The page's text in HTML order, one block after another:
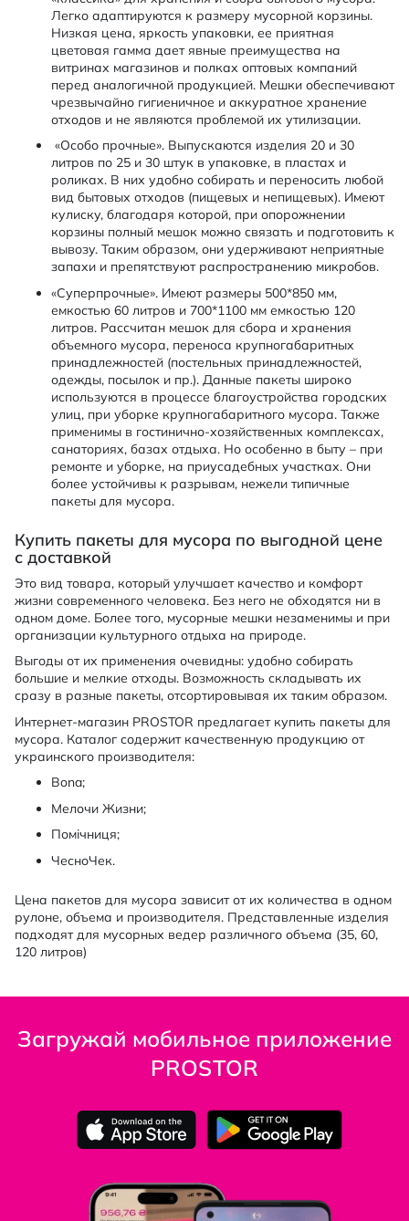
Легко адаптируются к размеру мусорной корзины.
Низкая цена, яркость упаковки, ее приятная
цветовая гамма дает явные преимущества на
витринах магазинов и полках оптовых компаний
перед аналогичной продукцией. Мешки обеспечивают
чрезвычайно гигиеничное и аккуратное хранение
отходов и не являются проблемой их утилизации.
«Особо прочные». Выпускаются изделия 20 и 30
литров по 25 и 30 штук в упаковке, в пластах и
роликах. В них удобно собирать и переносить любой
вид бытовых отходов (пищевых и непищевых). Имеют
кулиску, благодаря которой, при опорожнении
корзины полный мешок можно связать и подготовить к
вывозу. Таким образом, они удерживают неприятные
запахи и препятствуют распространению микробов.
«Суперпрочные». Имеют размеры 500*850 мм,
емкостью 60 литров и 700*1100 мм емкостью 120
литров. Рассчитан мешок для сбора и хранения
объемного мусора, переноса крупногабаритных
принадлежностей (постельных принадлежностей,
одежды, посылок и пр.). Данные пакеты широко
используются в процессе благоустройства городских
улиц, при уборке крупногабаритного мусора. Также
применимы в гостинично-хозяйственных комплексах,
санаториях, базах отдыха. Но особенно в быту – при
ремонте и уборке, на приусадебных участках. Они
более устойчивы к разрывам, нежели типичные
пакеты для мусора.
Купить пакеты для мусора по выгодной цене
с доставкой
Это вид товара, который улучшает качество и комфорт
жизни современного человека. Без него не обходятся ни в
одном доме. Более того, мусорные мешки незаменимы и при
организации культурного отдыха на природе.
Выгоды от их применения очевидны: удобно собирать
большие и мелкие отходы. Возможность складывать их
сразу в разные пакеты, отсортировывая их таким образом.
Интернет-магазин PROSTOR предлагает купить пакеты для
мусора. Каталог содержит качественную продукцию от
украинского производителя:
Bona;
Мелочи Жизни;
Помічниця;
ЧесноЧек.
Цена пакетов для мусора зависит от их количества в одном
рулоне, объема и производителя. Представленные изделия
подходят для мусорных ведер различного объема (35, 60,
120 литров)
Загружай мобильное приложение
PROSTOR